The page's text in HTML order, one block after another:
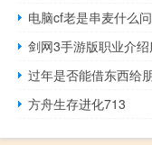
电脑cf老是串麦什么
剑网3手游版职业介绍
过年是否能借东西给
方舟生存进化713